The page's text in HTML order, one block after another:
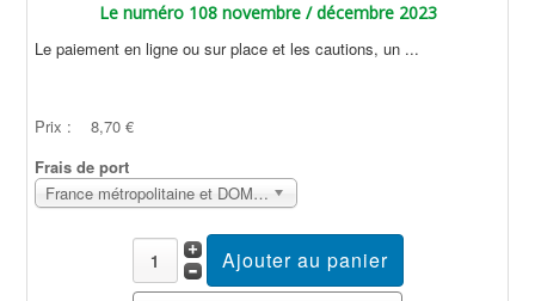
Le numéro 108 novembre / décembre 2023
Le paiement en ligne ou sur place et les cautions, un ...
Prix :
8,70 €
Frais de port
France métropolitaine et DOM Sans surcoût